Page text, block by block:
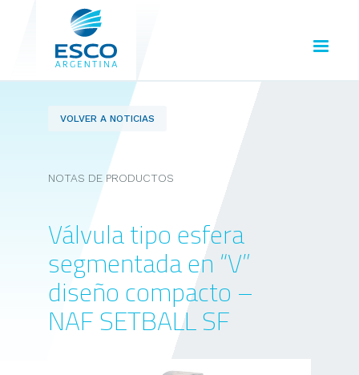
VOLVER A NOTICIAS
NOTAS DE PRODUCTOS
Válvula tipo esfera
segmentada en “V”
diseño compacto –
NAF SETBALL SF